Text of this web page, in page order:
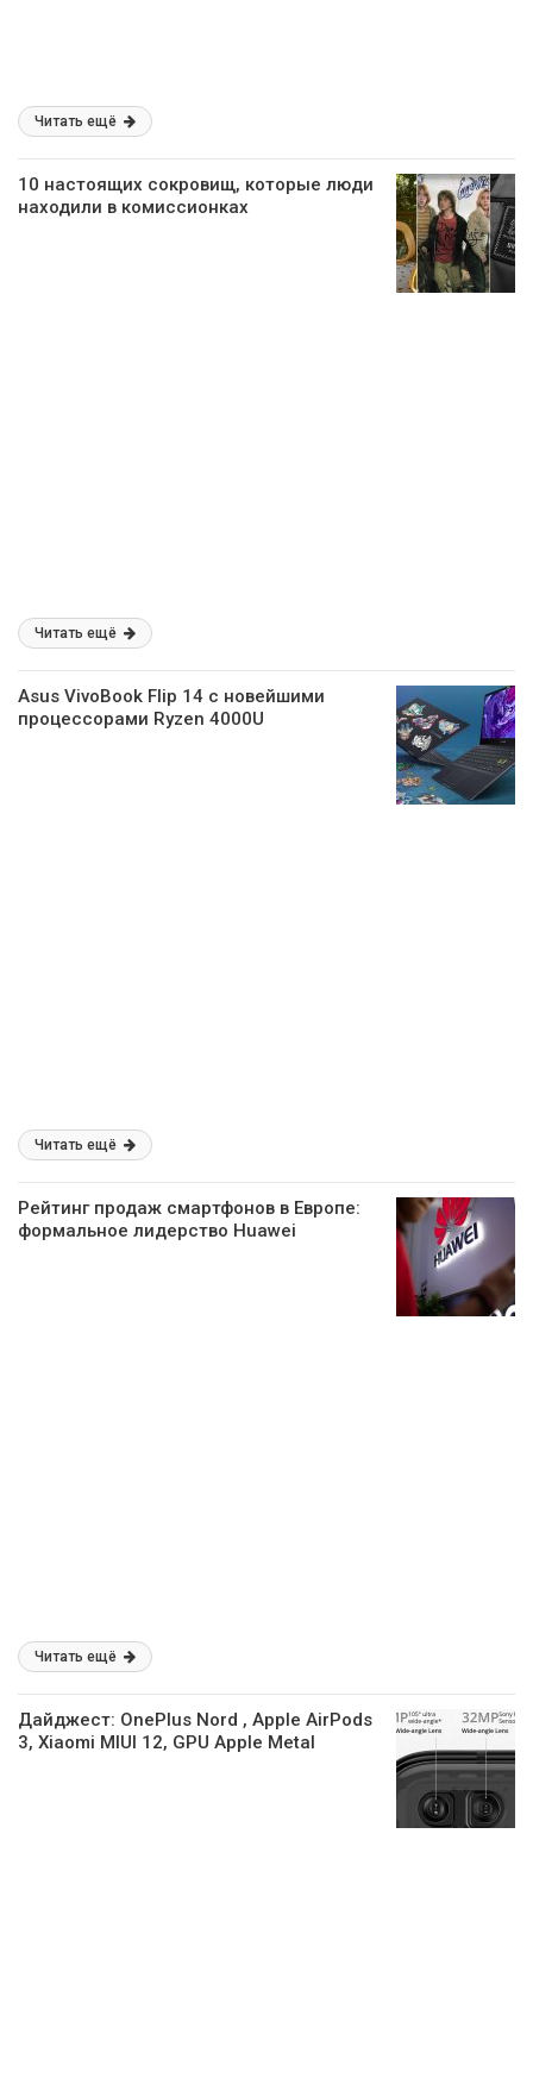
Читать ещё
10 настоящих сокровищ, которые люди
находили в комиссионках
Читать ещё
Asus VivoBook Flip 14 c новейшими
процессорами Ryzen 4000U
Читать ещё
Рейтинг продаж смартфонов в Европе:
формальное лидерство Huawei
Читать ещё
Дайджест: OnePlus Nord , Apple AirPods
3, Xiaomi MIUI 12, GPU Apple Metal